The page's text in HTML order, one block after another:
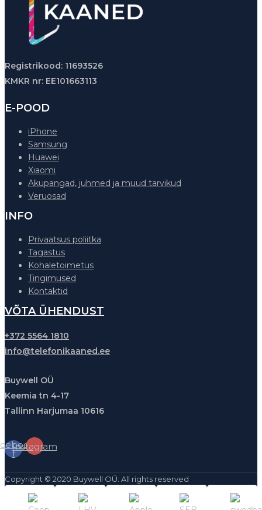
Registrikood: 11693526
KMKR nr: EE101663113
E-POOD
iPhone
Samsung
Huawei
Xiaomi
Akupangad, juhmed ja muud tarvikud
Veruosad
INFO
Privaatsus poliitka
Tagastus
Kohaletoimetus
Tingimused
Kontaktid
VÕTA ÜHENDUST
+372 5564 1810
info@telefonikaaned.ee
Buywell OÜ
Keemia tn 4-17
Tallinn Harjumaa 10616
f
Instagram
Copyright © 2020 Buywell OÜ. All rights reserved